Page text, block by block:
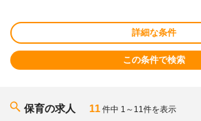
詳細な条件
この条件で検索
保育の求人 11 件中 1～11件を表示